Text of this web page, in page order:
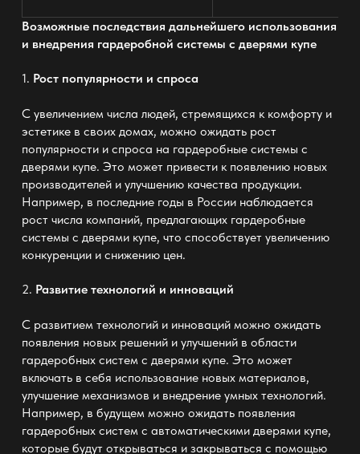
Возможные последствия дальнейшего использования
и внедрения гардеробной системы с дверями купе
1. Рост популярности и спроса
С увеличением числа людей, стремящихся к комфорту и
эстетике в своих домах, можно ожидать рост
популярности и спроса на гардеробные системы с
дверями купе. Это может привести к появлению новых
производителей и улучшению качества продукции.
Например, в последние годы в России наблюдается
рост числа компаний, предлагающих гардеробные
системы с дверями купе, что способствует увеличению
конкуренции и снижению цен.
2. Развитие технологий и инноваций
С развитием технологий и инноваций можно ожидать
появления новых решений и улучшений в области
гардеробных систем с дверями купе. Это может
включать в себя использование новых материалов,
улучшение механизмов и внедрение умных технологий.
Например, в будущем можно ожидать появления
гардеробных систем с автоматическими дверями купе,
которые будут открываться и закрываться с помощью